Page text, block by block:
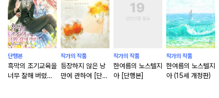
단행본
흑막의 조기교육을
너무 잘해 버렸다
작가의 작품
등장하지 않은 낭
만에 관하여 [단행
작가의 작품
한여름의 노스텔지
아 [단행본]
작가의 작품
한여름의 노스텔지
아 (15세 개정판)